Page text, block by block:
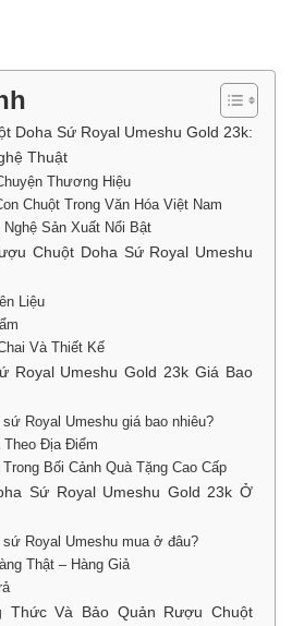
Doha Sứ Royal Umeshu Gold 23k:
Thuật
Thương Hiệu
Chuột Trong Văn Hóa Việt Nam
Sản Xuất Nổi Bật
Chuột Doha Sứ Royal Umeshu
Liệu
Và Thiết Kế
Royal Umeshu Gold 23k Giá Bao
Royal Umeshu giá bao nhiêu?
Địa Điểm
Bối Cảnh Quà Tặng Cao Cấp
Sứ Royal Umeshu Gold 23k Ở
Royal Umeshu mua ở đâu?
Thật – Hàng Giả
Thức Và Bảo Quản Rượu Chuột